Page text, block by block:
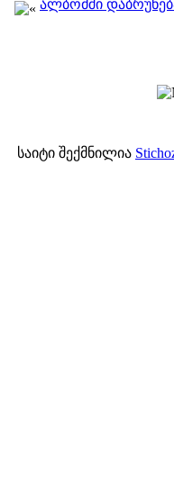
ალბომში
საიტი შექმნილია